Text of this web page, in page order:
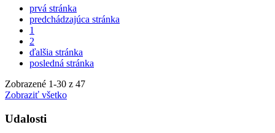
prvá stránka
predchádzajúca stránka
1
2
ďalšia stránka
posledná stránka
Zobrazené 1-30 z 47
Zobraziť všetko
Udalosti